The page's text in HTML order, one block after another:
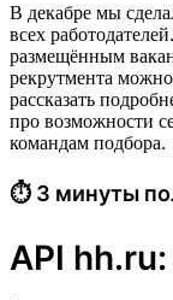
В декабре мы
всех
размещённым
рекрутмента
рассказать
про возможности
командам подбора.
⏱ 3 минуты
API